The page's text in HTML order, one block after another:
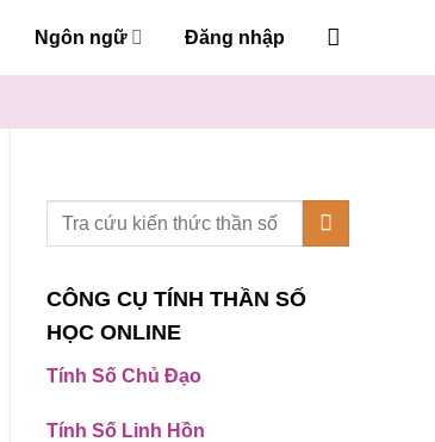
Ngôn ngữ Đăng nhập
CÔNG CỤ TÍNH THẦN SỐ
HỌC ONLINE
Tính Số Chủ Đạo
Tính Số Linh Hồn